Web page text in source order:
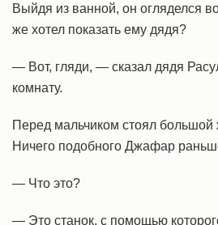
Выйдя из ванной, он огляделся
же хотел показать ему дядя?
— Вот, гляди, — сказал дядя
комнату.
Перед мальчиком стоял
Ничего подобного Джафар
— Что это?
— Это станок, с помощью